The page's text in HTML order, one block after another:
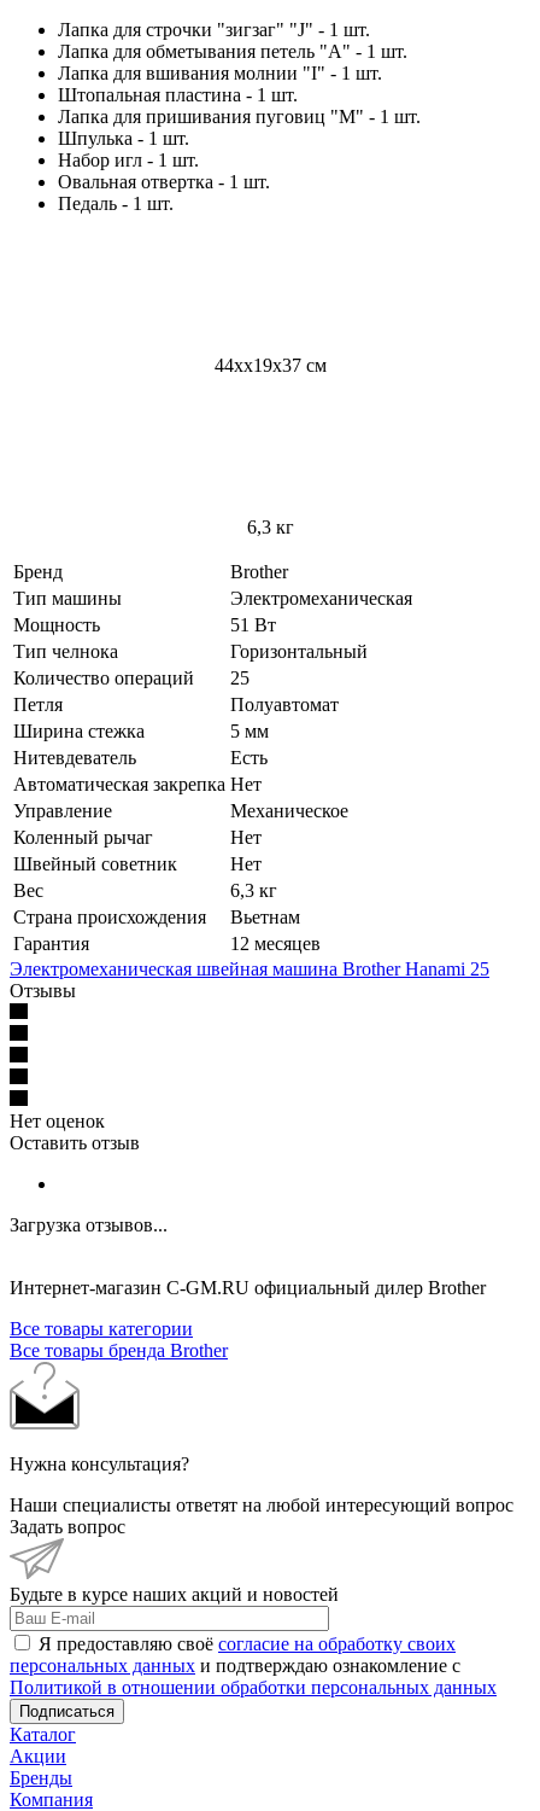
Лапка для строчки "зигзаг" "J" - 1 шт.
Лапка для обметывания петель "А" - 1 шт.
Лапка для вшивания молнии "I" - 1 шт.
Штопальная пластина - 1 шт.
Лапка для пришивания пуговиц "M" - 1 шт.
Шпулька - 1 шт.
Набор игл - 1 шт.
Овальная отвертка - 1 шт.
Педаль - 1 шт.
44хх19х37 см
6,3 кг
Бренд
Brother
Тип машины
Электромеханическая
Мощность
51 Вт
Тип челнока
Горизонтальный
Количество операций
25
Петля
Полуавтомат
Ширина стежка
5 мм
Нитевдеватель
Есть
Автоматическая закрепка Нет
Управление
Механическое
Коленный рычаг
Нет
Швейный советник
Нет
Вес
6,3 кг
Страна происхождения
Вьетнам
Гарантия
12 месяцев
Электромеханическая швейная машина Brother Hanami 25
Отзывы
Нет оценок
Оставить отзыв
Загрузка отзывов...
Интернет-магазин C-GM.RU официальный дилер Brother
Все товары категории
Все товары бренда Brother
Нужна консультация?
Наши специалисты ответят на любой интересующий вопрос
Задать вопрос
Будьте в курсе наших акций и новостей
Я предоставляю своё согласие на обработку своих
персональных данных и подтверждаю ознакомление с
Политикой в отношении обработки персональных данных
Подписаться
Каталог
Акции
Бренды
Компания